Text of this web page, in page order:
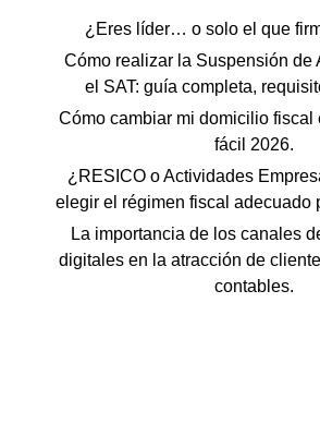
¿Eres líder… o solo el que
Cómo realizar la Suspensión de
el SAT: guía completa,
Cómo cambiar mi domicilio fiscal
fácil 2026.
¿RESICO o Actividades
elegir el régimen fiscal adecuado
La importancia de los canales
digitales en la atracción de
contables.